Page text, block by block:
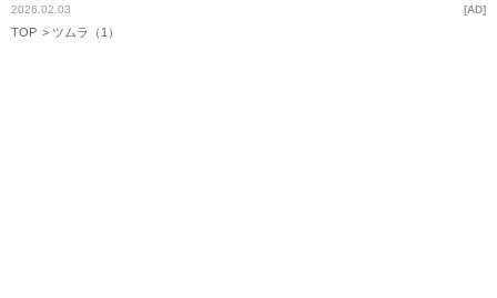
2026.02.03 AD
TOP ツムラ（1）